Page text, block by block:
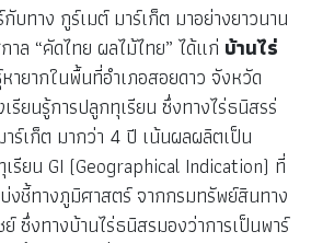
บทาง กูร์เมต์ มาร์เก็ต มาอย่างยาวนาน
าล “คัดไทย ผลไม้ไทย” ได้แก่ บ้านไร่
ายากในพื้นที่อำเภอสอยดาว จังหวัด
ยนรู้การปลูกทุเรียน ซึ่งทางไร่ธนิสรร่
ร์เก็ต มากว่า 4 ปี เน้นผลผลิตเป็น
รียน GI (Geographical Indication) ที่
งชี้ทางภูมิศาสตร์ จากกรมทรัพย์สินทาง
งทางบ้านไร่ธนิสรมองว่าการเป็นพาร์